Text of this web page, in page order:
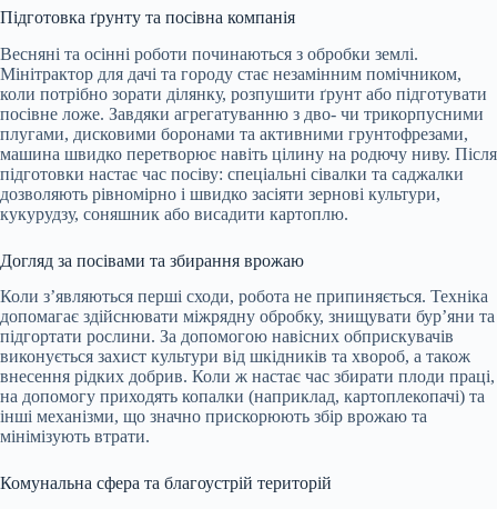
Підготовка ґрунту та посівна компанія
Весняні та осінні роботи починаються з обробки землі.
Мінітрактор для дачі та городу стає незамінним помічником,
коли потрібно зорати ділянку, розпушити ґрунт або підготувати
посівне ложе. Завдяки агрегатуванню з дво- чи трикорпусними
плугами, дисковими боронами та активними грунтофрезами,
машина швидко перетворює навіть цілину на родючу ниву. Після
підготовки настає час посіву: спеціальні сівалки та саджалки
дозволяють рівномірно і швидко засіяти зернові культури,
кукурудзу, соняшник або висадити картоплю.
Догляд за посівами та збирання врожаю
Коли з’являються перші сходи, робота не припиняється. Техніка
допомагає здійснювати міжрядну обробку, знищувати бур’яни та
підгортати рослини. За допомогою навісних обприскувачів
виконується захист культури від шкідників та хвороб, а також
внесення рідких добрив. Коли ж настає час збирати плоди праці,
на допомогу приходять копалки (наприклад, картоплекопачі) та
інші механізми, що значно прискорюють збір врожаю та
мінімізують втрати.
Комунальна сфера та благоустрій територій